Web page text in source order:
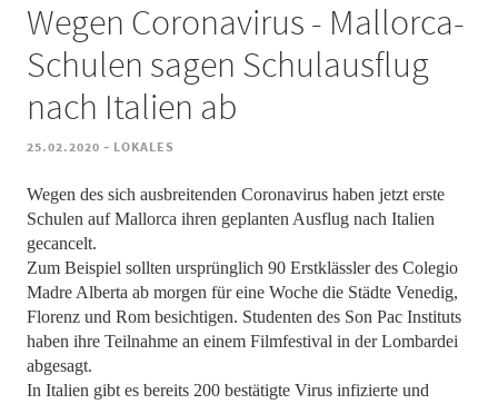
Wegen Coronavirus - Mallorca-
Schulen sagen Schulausflug
nach Italien ab
25.02.2020 - LOKALES
Wegen des sich ausbreitenden Coronavirus haben jetzt erste
Schulen auf Mallorca ihren geplanten Ausflug nach Italien
gecancelt.
Zum Beispiel sollten ursprünglich 90 Erstklässler des Colegio
Madre Alberta ab morgen für eine Woche die Städte Venedig,
Florenz und Rom besichtigen. Studenten des Son Pac Instituts
haben ihre Teilnahme an einem Filmfestival in der Lombardei
abgesagt.
In Italien gibt es bereits 200 bestätigte Virus infizierte und